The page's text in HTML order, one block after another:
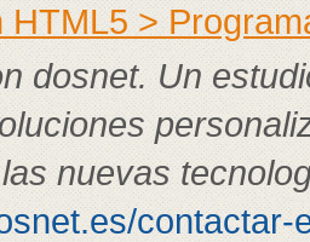
HTML5 >
dosnet. Un
nuevas
contactar-